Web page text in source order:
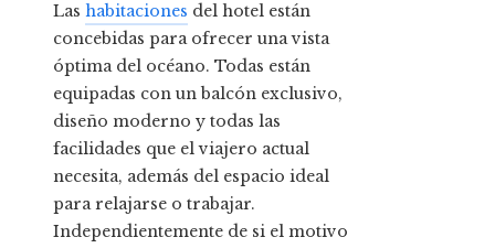
Las habitaciones del hotel están
concebidas para ofrecer una vista
óptima del océano. Todas están
equipadas con un balcón exclusivo,
diseño moderno y todas las
facilidades que el viajero actual
necesita, además del espacio ideal
para relajarse o trabajar.
Independientemente de si el motivo